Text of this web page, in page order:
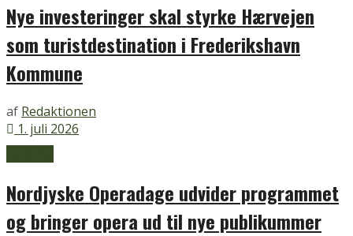
Nye investeringer skal styrke Hærvejen
som turistdestination i Frederikshavn
Kommune
af Redaktionen
1. juli 2026
Nordjyske Operadage udvider programmet
og bringer opera ud til nye publikummer